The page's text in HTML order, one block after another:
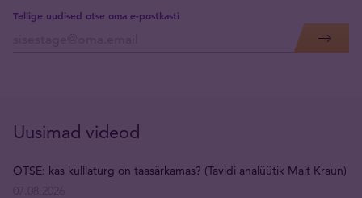
Tellige uudised otse oma e-postkasti
Uusimad videod
OTSE: kas kulllaturg on taasärkamas? (Tavidi analüütik Mait Kraun)